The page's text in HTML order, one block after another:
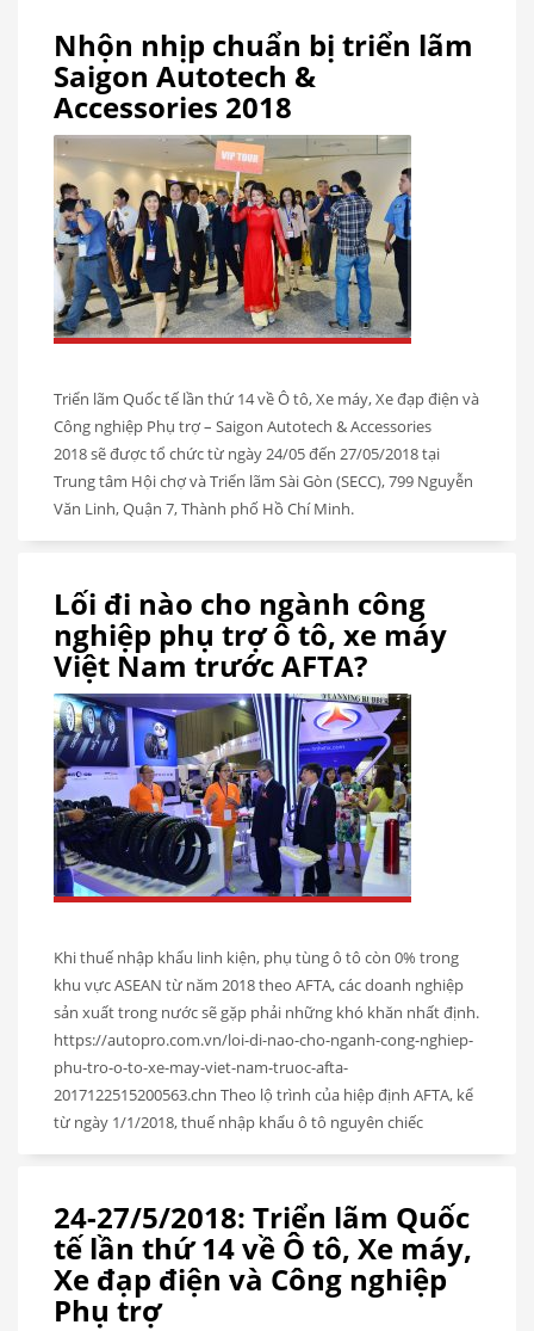
Nhộn nhịp chuẩn bị triển lãm
Saigon Autotech &
Accessories 2018
Triển lãm Quốc tế lần thứ 14 về Ô tô, Xe máy, Xe đạp điện và
Công nghiệp Phụ trợ – Saigon Autotech & Accessories
2018 sẽ được tổ chức từ ngày 24/05 đến 27/05/2018 tại
Trung tâm Hội chợ và Triển lãm Sài Gòn (SECC), 799 Nguyễn
Văn Linh, Quận 7, Thành phố Hồ Chí Minh.
Lối đi nào cho ngành công
nghiệp phụ trợ ô tô, xe máy
Việt Nam trước AFTA?
Khi thuế nhập khẩu linh kiện, phụ tùng ô tô còn 0% trong
khu vực ASEAN từ năm 2018 theo AFTA, các doanh nghiệp
sản xuất trong nước sẽ gặp phải những khó khăn nhất định.
https://autopro.com.vn/loi-di-nao-cho-nganh-cong-nghiep-
phu-tro-o-to-xe-may-viet-nam-truoc-afta-
2017122515200563.chn Theo lộ trình của hiệp định AFTA, kể
từ ngày 1/1/2018, thuế nhập khẩu ô tô nguyên chiếc
24-27/5/2018: Triển lãm Quốc
tế lần thứ 14 về Ô tô, Xe máy,
Xe đạp điện và Công nghiệp
Phụ trợ